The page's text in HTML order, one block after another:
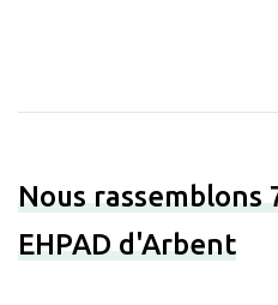
Nous rassemblons
EHPAD d'Arbent